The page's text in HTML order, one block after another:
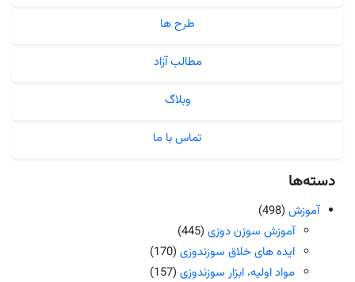
طرح ها
مطالب آزاد
تماس با ما
آموزش(498)
آموزش سوزن دوزی(445)
ایده های خلاق سوزندوزی(170)
مواد اولیه، ابزار سوزندوزی(157)